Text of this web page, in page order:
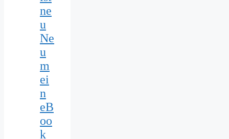
ne
u
Ne
u
m
ei
n
eB
oo
k